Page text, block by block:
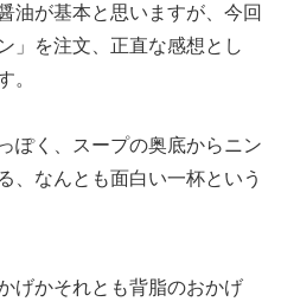
油が基本と思いますが、今回
」を注文、正直な感想とし
。
ぽく、スープの奥底からニン
、なんとも面白い一杯という
げかそれとも背脂のおかげ